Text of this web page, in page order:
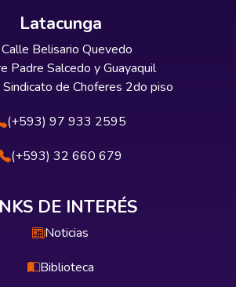
Latacunga
Calle Belisario Quevedo
Padre Salcedo y Guayaquil
Sindicato de Choferes 2do piso
(+593) 97 933 2595
(+593) 32 660 679
DE INTERÉS
Noticias
Biblioteca